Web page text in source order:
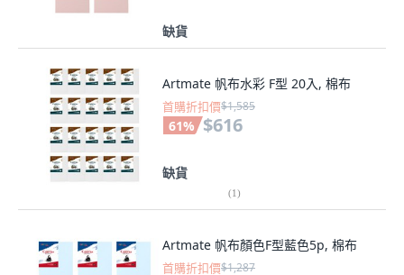
缺貨
Artmate 帆布水彩 F型 20入, 棉布
首購折扣價$1,585
61% $616
缺貨
(1)
Artmate 帆布顏色F型藍色5p, 棉布
首購折扣價$1,287